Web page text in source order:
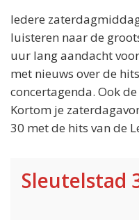
Iedere
luisteren naar de
uur lang aandacht
met nieuws over de
concertagenda. Ook
Kortom je
30 met de hits van de
Sleutelstad